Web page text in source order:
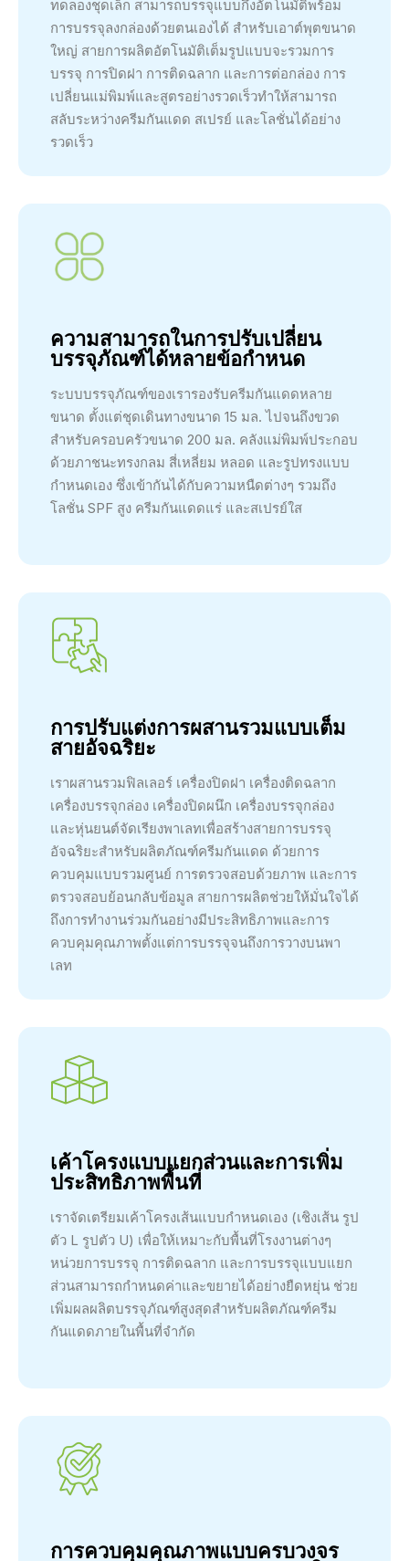
ทดลองชุดเล็ก สามารถบรรจุแบบกึ่งอัตโนมัติพร้อม
การบรรจุลงกล่องด้วยตนเองได้ สำหรับเอาต์พุตขนาด
ใหญ่ สายการผลิตอัตโนมัติเต็มรูปแบบจะรวมการ
บรรจุ การปิดฝา การติดฉลาก และการต่อกล่อง การ
เปลี่ยนแม่พิมพ์และสูตรอย่างรวดเร็วทำให้สามารถ
สลับระหว่างครีมกันแดด สเปรย์ และโลชั่นได้อย่าง
รวดเร็ว
ความสามารถในการปรับเปลี่ยน
บรรจุภัณฑ์ได้หลายข้อกำหนด
ระบบบรรจุภัณฑ์ของเรารองรับครีมกันแดดหลาย
ขนาด ตั้งแต่ชุดเดินทางขนาด 15 มล. ไปจนถึงขวด
สำหรับครอบครัวขนาด 200 มล. คลังแม่พิมพ์ประกอบ
ด้วยภาชนะทรงกลม สี่เหลี่ยม หลอด และรูปทรงแบบ
กำหนดเอง ซึ่งเข้ากันได้กับความหนืดต่างๆ รวมถึง
โลชั่น SPF สูง ครีมกันแดดแร่ และสเปรย์ใส
การปรับแต่งการผสานรวมแบบเต็ม
สายอัจฉริยะ
เราผสานรวมฟิลเลอร์ เครื่องปิดฝา เครื่องติดฉลาก
เครื่องบรรจุกล่อง เครื่องปิดผนึก เครื่องบรรจุกล่อง
และหุ่นยนต์จัดเรียงพาเลทเพื่อสร้างสายการบรรจุ
อัจฉริยะสำหรับผลิตภัณฑ์ครีมกันแดด ด้วยการ
ควบคุมแบบรวมศูนย์ การตรวจสอบด้วยภาพ และการ
ตรวจสอบย้อนกลับข้อมูล สายการผลิตช่วยให้มั่นใจได้
ถึงการทำงานร่วมกันอย่างมีประสิทธิภาพและการ
ควบคุมคุณภาพตั้งแต่การบรรจุจนถึงการวางบนพา
เลท
เค้าโครงแบบแยกส่วนและการเพิ่ม
ประสิทธิภาพพื้นที่
เราจัดเตรียมเค้าโครงเส้นแบบกำหนดเอง (เชิงเส้น รูป
ตัว L รูปตัว U) เพื่อให้เหมาะกับพื้นที่โรงงานต่างๆ
หน่วยการบรรจุ การติดฉลาก และการบรรจุแบบแยก
ส่วนสามารถกำหนดค่าและขยายได้อย่างยืดหยุ่น ช่วย
เพิ่มผลผลิตบรรจุภัณฑ์สูงสุดสำหรับผลิตภัณฑ์ครีม
กันแดดภายในพื้นที่จำกัด
การควบคุมคุณภาพแบบครบวงจร